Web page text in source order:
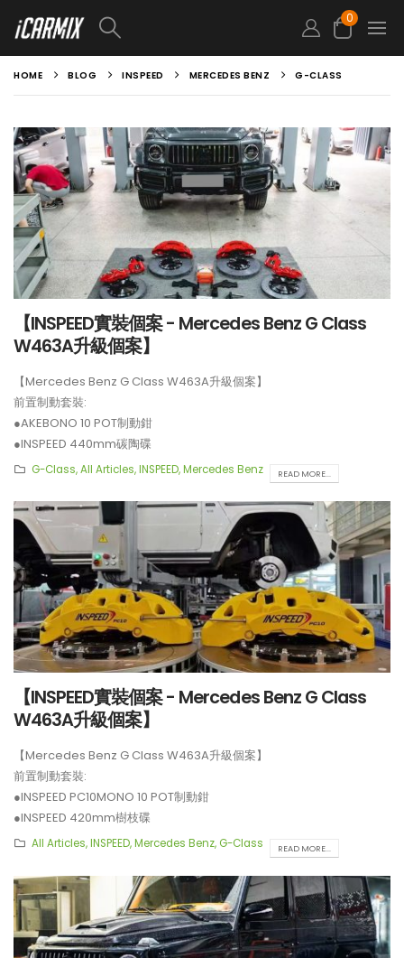
0
HOME BLOG INSPEED MERCEDES BENZ G-CLASS
【INSPEED實裝個案 - Mercedes Benz G Class
W463A升級個案】
【Mercedes Benz G Class W463A升級個案】
前置制動套裝:
●AKEBONO 10 POT制動鉗
●INSPEED 440mm碳陶碟
後置制動套裝:
●BELFE EPB 電子手剎
●INSPEED 410mm碳陶碟
**制動套裝適用於22吋或以上車鈴安裝。
G-Class,All Articles,INSPEED,Mercedes Benz READ MORE...
【INSPEED實裝個案 - Mercedes Benz G Class
W463A升級個案】
【Mercedes Benz G Class W463A升級個案】
前置制動套裝:
●INSPEED PC10MONO 10 POT制動鉗
●INSPEED 420mm樹枝碟
後置制動套裝:
●INSPEED 410mm樹枝碟
●BELFE EPB 電子手剎
**制動套裝適用於21吋或以上車鈴安裝。
All Articles,INSPEED,Mercedes Benz, G-Class READ MORE...
【真正碳為觀止!! McLaren
720S升級攻略】
【不能錯過的最新升級改裝資訊!!
【全球限量一部!! McLaren
650S Project Kilo升級攻略】
【比原裝M3更像一部M3?!
ADRO最新V2包圍】
【釋放沉睡的猛獸?!
LP610排氣升級】